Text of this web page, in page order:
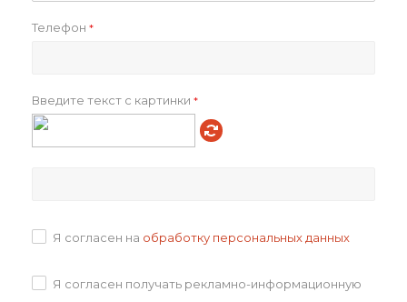
Авторское право на творческие наборы и дизайн принадлежат
компании Happy Partner.
При полном или частичном копировании материалов сайта
и не являются публичной офертой.
Комплектация подарка может отличаться от изображения.
Оставайтесь на связи
Телефон *
Введите текст с картинки *
Я согласен на обработку персональных данных
Я согласен получать рекламно-информационную